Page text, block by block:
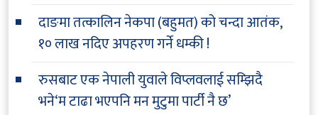
दाङमा तत्कालिन नेकपा (बहुमत) को चन्दा आतंक,
१० लाख नदिए अपहरण गर्ने धम्की !
रुसबाट एक नेपाली युवाले विप्लवलाई सम्झिदै
भने‘म टाढा भएपनि मन मुटुमा पार्टी नै छ’